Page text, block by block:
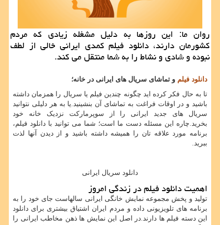
روان ما: این روزها به دلیل مشغله زیادی كه مردم
كشورمان دارند، دانلود فیلم كمدی ایرانی خالی از لطف
نبوده و شادی و نشاط را به شما منتقل می كند.
دانلود فیلم و تماشای سریال های ایرانی در خانه؛
تا به حال فکر کرده اید چگونه چندین فیلم یا سریال را همزمان داشته
باشید و در اوقات فراغت به تماشای آن بنشینید.یا به هر دلیلی نتوانید
سریال های جدید ایرانی را از سوپرمارکت نزدیک خانه خود
بخرید.چاره این مسئله دست ما است؛ شما می توانید با دانلود فیلم،
برنامه مورد علاقه تان را همیشه داشته باشید و از دیدن آنها لذت
ببرید.
دانلود سریال ایرانی
اهمیت دانلود فیلم در زندگی امروز
تولید و پخش مجموعه نمایش خانگی ایرانی سالهاست جای خود را به
برنامه های تلویزیونی داده و مردم ایران اشتیاق بیشتری برای دانلود
این دسته فیلم ها دارند.در اصل این نمایش ها ذهن مخاطب ایرانی را